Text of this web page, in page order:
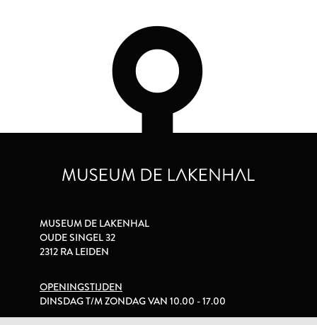
MUSEUM DE LAKENHAL
OUDE SINGEL 32
2312 RA LEIDEN
OPENINGSTIJDEN
DINSDAG T/M ZONDAG VAN 10.00 - 17.00